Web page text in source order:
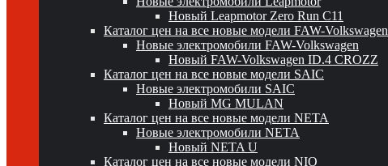
Новый Leapmotor Zero Run C11
Каталог цен на все новые модели FAW-Volkswagen
Новые электромобили FAW-Volkswagen
Новый FAW-Volkswagen ID.4 CROZZ
Каталог цен на все новые модели SAIC
Новые электромобили SAIC
Новый MG MULAN
Каталог цен на все новые модели NETA
Новые электромобили NETA
Новый NETA U
Каталог цен на все новые модели NIO